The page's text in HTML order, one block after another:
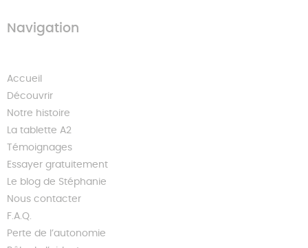
Navigation
Accueil
Découvrir
Notre histoire
La tablette A2
Témoignages
Essayer gratuitement
Le blog de Stéphanie
Nous contacter
F.A.Q.
Perte de l’autonomie